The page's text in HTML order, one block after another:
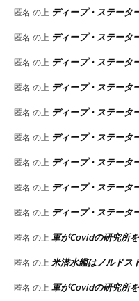
匿名 の上 ディープ・ステータ
匿名 の上 ディープ・ステータ
匿名 の上 ディープ・ステータ
匿名 の上 ディープ・ステータ
匿名 の上 ディープ・ステータ
匿名 の上 ディープ・ステータ
匿名 の上 ディープ・ステータ
匿名 の上 ディープ・ステータ
匿名 の上 ディープ・ステータ
匿名 の上軍がCovidの研究所
匿名 の上米潜水艦はノルドス
匿名 の上軍がCovidの研究所